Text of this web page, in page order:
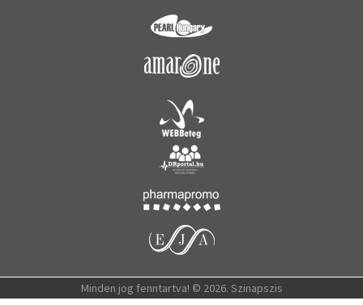
Minden jog fenntartva! © 2026. Szinapszis